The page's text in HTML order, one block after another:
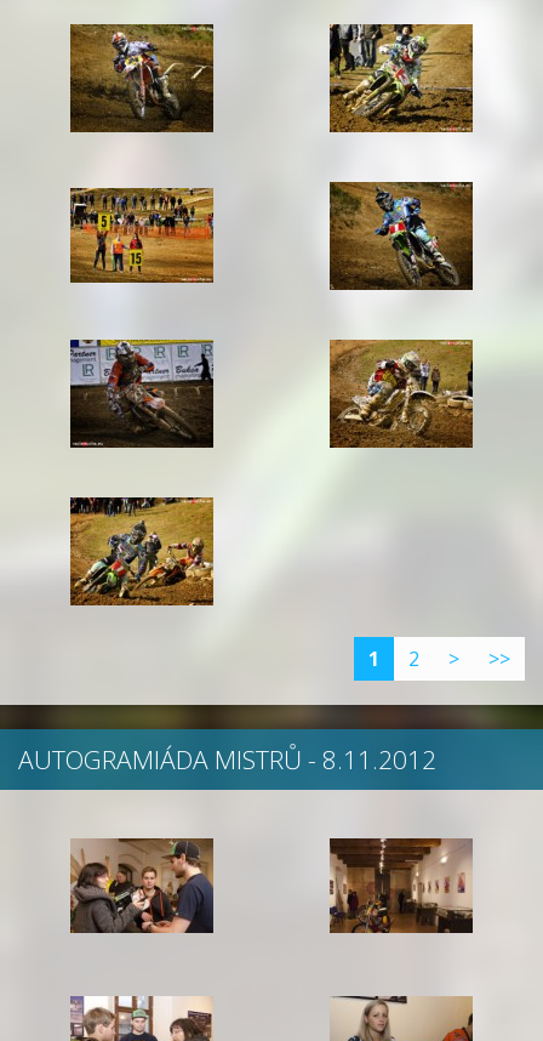
1 2 > >>
AUTOGRAMIÁDA MISTRŮ - 8.11.2012